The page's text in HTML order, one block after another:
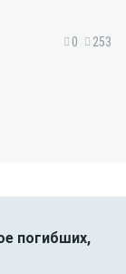
0 253
погибших,